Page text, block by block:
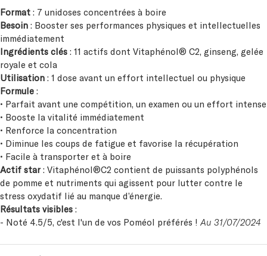
Format : 7 unidoses concentrées à boire
Besoin : Booster ses performances physiques et intellectuelles
immédiatement
Ingrédients clés : 11 actifs dont Vitaphénol® C2, ginseng, gelée
royale et cola
Utilisation : 1 dose avant un effort intellectuel ou physique
Formule :
• Parfait avant une compétition, un examen ou un effort intense
• Booste la vitalité immédiatement
• Renforce la concentration
• Diminue les coups de fatigue et favorise la récupération
• Facile à transporter et à boire
Actif star: Vitaphénol®C2 contient de puissants polyphénols
de pomme et nutriments qui agissent pour lutter contre le
stress oxydatif lié au manque d’énergie.
Résultats visibles :
- Noté 4.5/5, c'est l'un de vos Poméol préférés ! Au 31/07/2024